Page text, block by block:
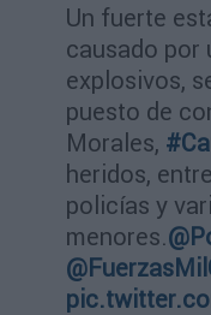
Un fuerte
causado por
explosivos,
puesto de
Morales,
heridos,
policías y
menores.